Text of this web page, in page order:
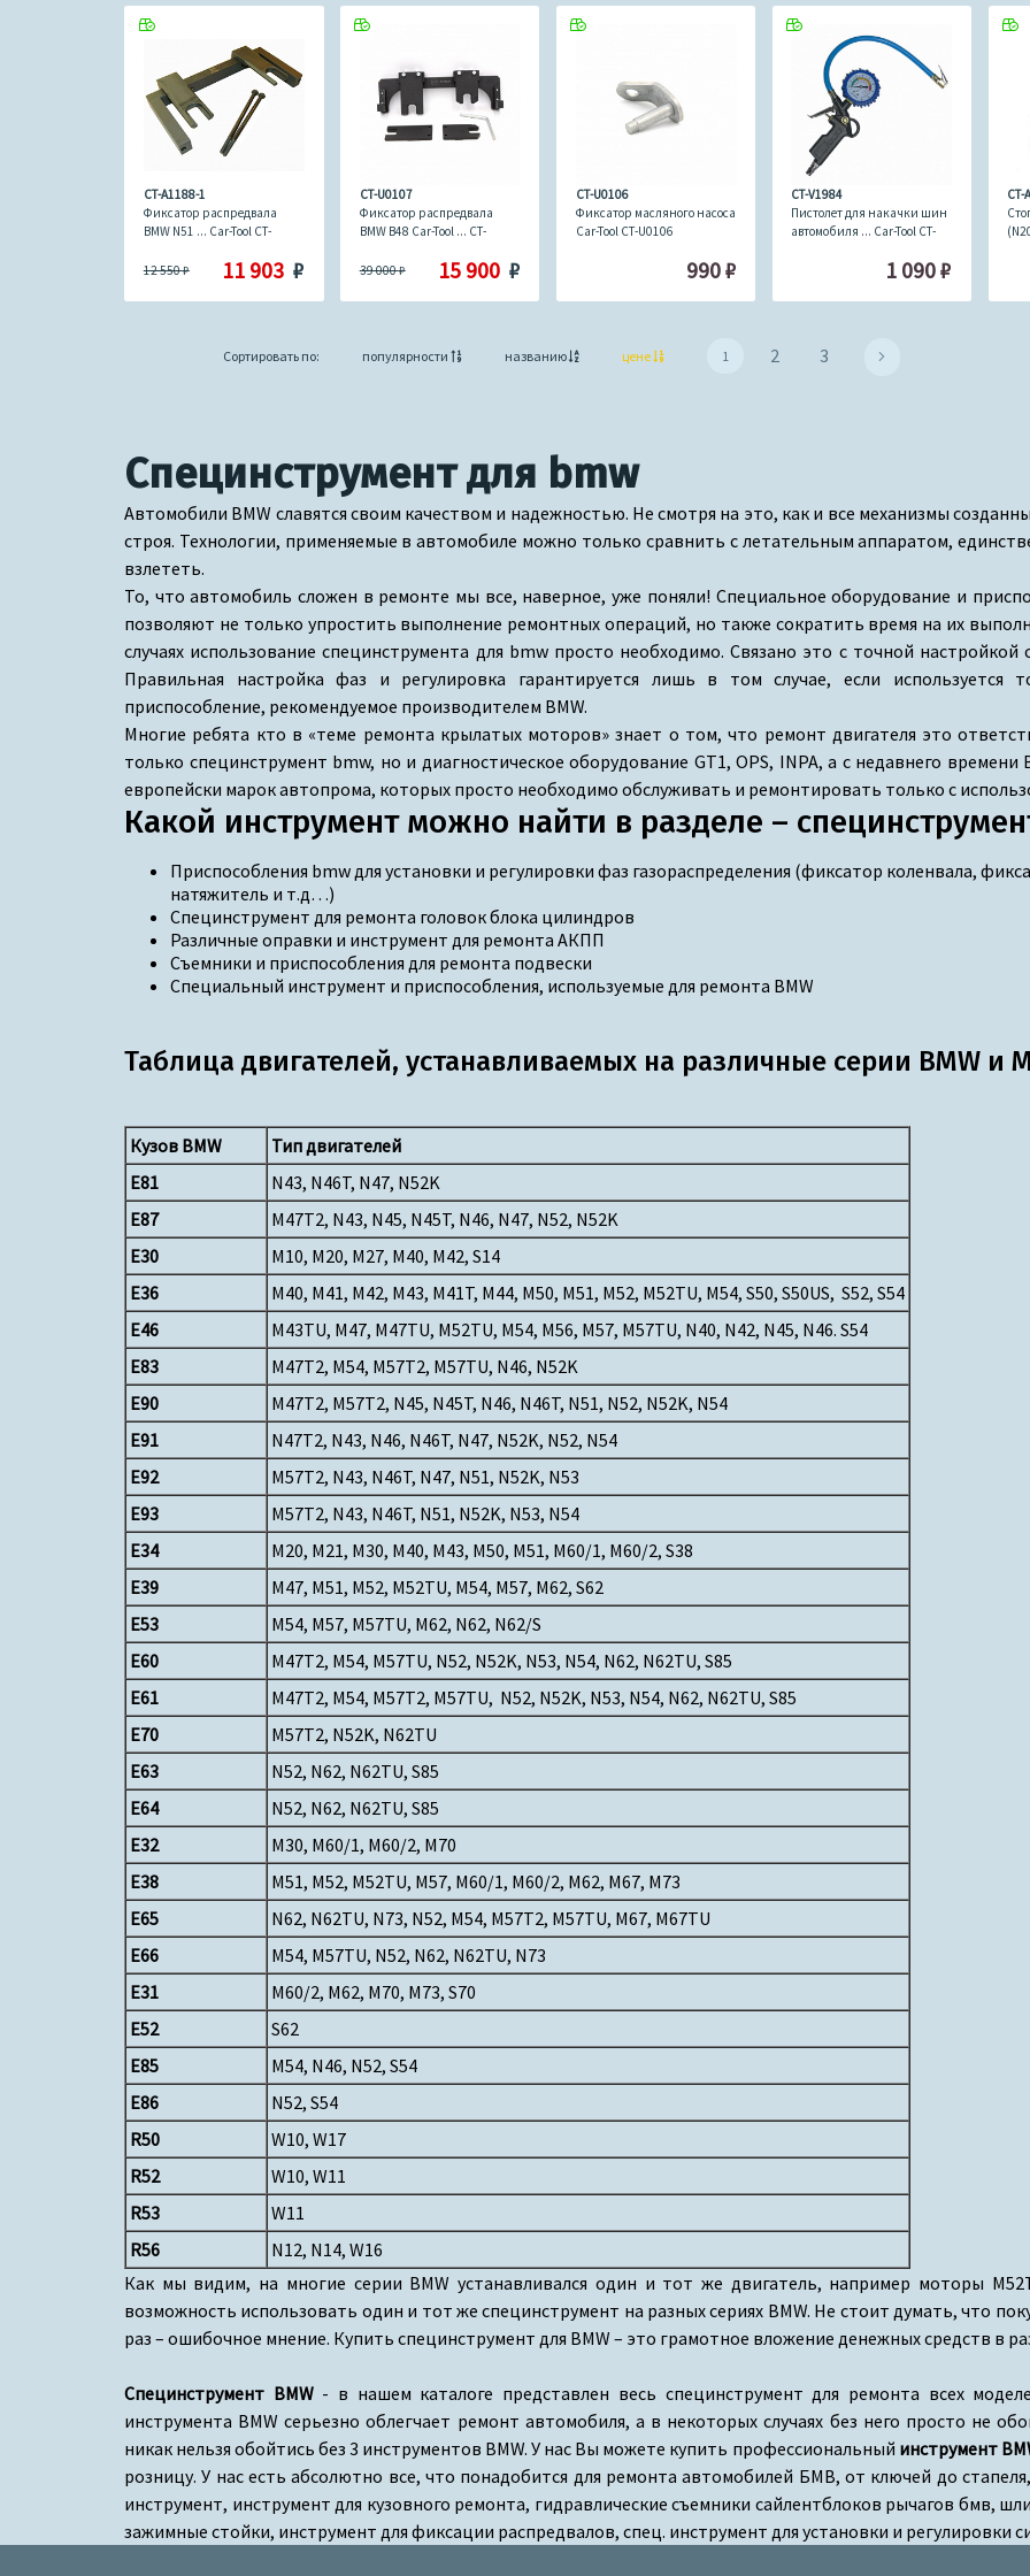
CT-A1188-1
Фиксатор распредвала
BMW N51 ... Car-Tool CT-
12 550₽ 11 903 ₽
CT-U0107
Фиксатор распредвала
BMW B48 Car-Tool ... CT-
39 000₽ 15 900 ₽
CT-U0106
Фиксатор масляного насоса
Car-Tool CT-U0106
990₽
CT-V1984
Пистолет для накачки шин
автомобиля ... Car-Tool CT-
1 090₽
CT-
Сортировать по: популярности названию цене 1 2 3
Специнструмент для bmw
Автомобили BMW славятся своим качеством и надежностью. Не смотря на это, как и все механизмы
строя. Технологии, применяемые в автомобиле можно только сравнить с летательным аппаратом,
взлететь.
То, что автомобиль сложен в ремонте мы все, наверное, уже поняли! Специальное оборудование и
позволяют не только упростить выполнение ремонтных операций, но также сократить время на их
случаях использование специнструмента для bmw просто необходимо. Связано это с точной
Правильная настройка фаз и регулировка гарантируется лишь в том случае, если используется
приспособление, рекомендуемое производителем BMW.
Многие ребята кто в «теме ремонта крылатых моторов» знает о том, что ремонт двигателя это
только специнструмент bmw, но и диагностическое оборудование GT1, OPS, INPA, а с недавнего
европейски марок автопрома, которых просто необходимо обслуживать и ремонтировать только с
Какой инструмент можно найти в разделе –
Приспособления bmw для установки и регулировки фаз газораспределения (фиксатор коленвала,
натяжитель и т.д…)
Специнструмент для ремонта головок блока цилиндров
Различные оправки и инструмент для ремонта АКПП
Съемники и приспособления для ремонта подвески
Специальный инструмент и приспособления, используемые для ремонта BMW
Таблица двигателей, устанавливаемых на различные серии BMW и
Кузов BMW
Тип двигателей
E81
N43, N46T, N47, N52K
E87
M47T2, N43, N45, N45T, N46, N47, N52, N52K
E30
M10, M20, M27, M40, M42, S14
E36
M40, M41, M42, M43, M41T, M44, M50, M51, M52, M52TU, M54, S50, S50US, S52, S54
E46
M43TU, M47, M47TU, M52TU, M54, M56, M57, M57TU, N40, N42, N45, N46. S54
E83
M47T2, M54, M57T2, M57TU, N46, N52K
E90
M47T2, M57T2, N45, N45T, N46, N46T, N51, N52, N52K, N54
E91
N47T2, N43, N46, N46T, N47, N52K, N52, N54
E92
M57T2, N43, N46T, N47, N51, N52K, N53
E93
M57T2, N43, N46T, N51, N52K, N53, N54
E34
M20, M21, M30, M40, M43, M50, M51, M60/1, M60/2, S38
E39
M47, M51, M52, M52TU, M54, M57, M62, S62
E53
M54, M57, M57TU, M62, N62, N62/S
E60
M47T2, M54, M57TU, N52, N52K, N53, N54, N62, N62TU, S85
E61
M47T2, M54, M57T2, M57TU, N52, N52K, N53, N54, N62, N62TU, S85
E70
M57T2, N52K, N62TU
E63
N52, N62, N62TU, S85
E64
N52, N62, N62TU, S85
E32
M30, M60/1, M60/2, M70
E38
M51, M52, M52TU, M57, M60/1, M60/2, M62, M67, M73
E65
N62, N62TU, N73, N52, M54, M57T2, M57TU, M67, M67TU
E66
M54, M57TU, N52, N62, N62TU, N73
E31
M60/2, M62, M70, M73, S70
E52
S62
E85
M54, N46, N52, S54
E86
N52, S54
R50
W10, W17
R52
W10, W11
R53
W11
R56
N12, N14, W16
Как мы видим, на многие серии BMW устанавливался один и тот же двигатель, например моторы
возможность использовать один и тот же специнструмент на разных сериях BMW. Не стоит думать, что
раз – ошибочное мнение. Купить специнструмент для BMW – это грамотное вложение денежных средств в
Специнструмент BMW- в нашем каталоге представлен весь специнструмент для ремонта всех
инструмента BMW серьезно облегчает ремонт автомобиля, а в некоторых случаях без него просто не
никак нельзя обойтись без 3 инструментов BMW. У нас Вы можете купить профессиональный инструмент
розницу. У нас есть абсолютно все, что понадобится для ремонта автомобилей БМВ, от ключей до
инструмент, инструмент для кузовного ремонта, гидравлические съемники сайлентблоков рычагов бмв,
зажимные стойки, инструмент для фиксации распредвалов, спец. инструмент для установки и регулировки